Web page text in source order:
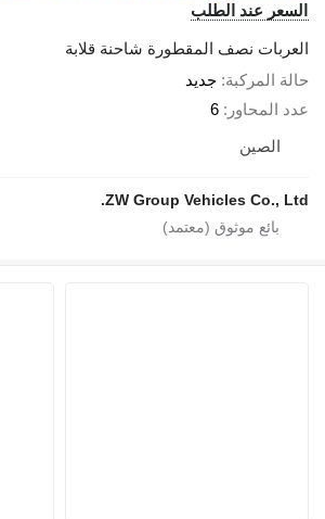
عند الطلب
نصف المقطورة شاحنة قلابة
جديد
6
ZW Group Vehicles